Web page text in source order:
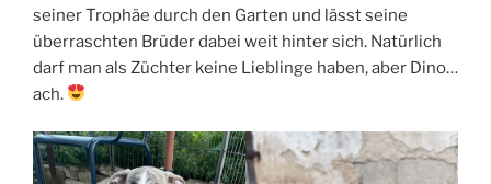
seiner Trophäe durch den Garten und lässt seine
überraschten Brüder dabei weit hinter sich. Natürlich
darf man als Züchter keine Lieblinge haben, aber Dino…
ach.